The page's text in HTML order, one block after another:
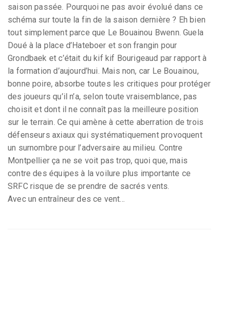
saison passée. Pourquoi ne pas avoir évolué dans ce
schéma sur toute la fin de la saison dernière ? Eh bien
tout simplement parce que Le Bouainou Bwenn. Guela
Doué à la place d’Hateboer et son frangin pour
Grondbaek et c’était du kif kif Bourigeaud par rapport à
la formation d’aujourd’hui. Mais non, car Le Bouainou,
bonne poire, absorbe toutes les critiques pour protéger
des joueurs qu’il n’a, selon toute vraisemblance, pas
choisit et dont il ne connaît pas la meilleure position
sur le terrain. Ce qui amène à cette aberration de trois
défenseurs axiaux qui systématiquement provoquent
un surnombre pour l’adversaire au milieu. Contre
Montpellier ça ne se voit pas trop, quoi que, mais
contre des équipes à la voilure plus importante ce
SRFC risque de se prendre de sacrés vents.
Avec un entraîneur des ce vent...